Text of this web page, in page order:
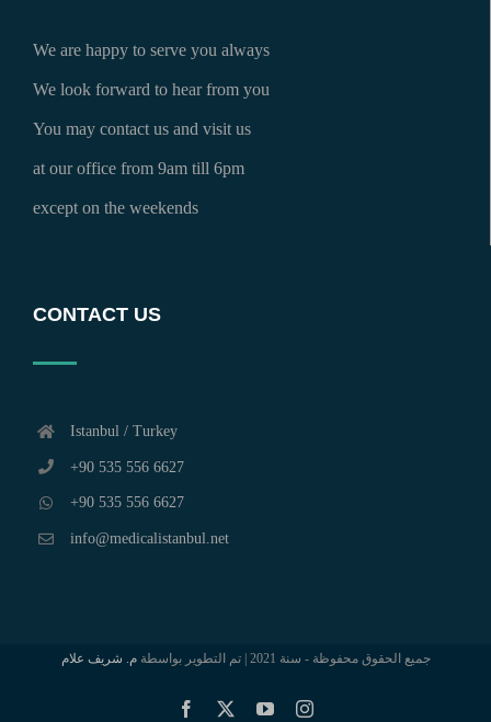
We are happy to serve you always
We look forward to hear from you
You may contact us and visit us
at our office from 9am till 6pm
except on the weekends
CONTACT US
Istanbul / Turkey
+90 535 556 6627
+90 535 556 6627
info@medicalistanbul.net
جميع الحقوق محفوظة - سنة 2021 | تم التطوير بواسطة م. شريف علام
Facebook YouTubeInstagram